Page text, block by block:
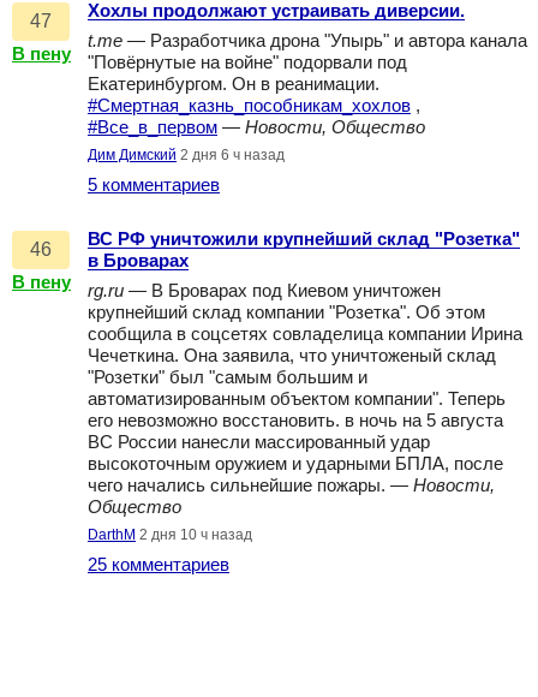
47
В пену
Хохлы продолжают устраивать диверсии.
t.me — Разработчика дрона "Упырь" и автора канала
"Повёрнутые на войне" подорвали под
Екатеринбургом. Он в реанимации.
#Смертная_казнь_пособникам_хохлов ,
#Все_в_первом — Новости, Общество
Дим Димский 2 дня 6 ч назад
5 комментариев
46
В пену
ВС РФ уничтожили крупнейший склад "Розетка"
в Броварах
rg.ru — В Броварах под Киевом уничтожен
крупнейший склад компании "Розетка". Об этом
сообщила в соцсетях совладелица компании Ирина
Чечеткина. Она заявила, что уничтоженый склад
"Розетки" был "самым большим и
автоматизированным объектом компании". Теперь
его невозможно восстановить. в ночь на 5 августа
ВС России нанесли массированный удар
высокоточным оружием и ударными БПЛА, после
чего начались сильнейшие пожары. — Новости,
Общество
DarthM 2 дня 10 ч назад
25 комментариев